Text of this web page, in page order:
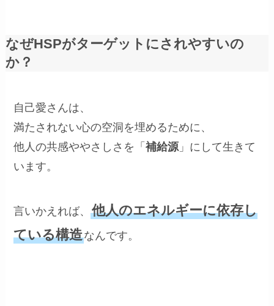
なぜHSPがターゲットにされやすいの
か？
自己愛さんは、
満たされない心の空洞を埋めるために、
他人の共感ややさしさを「補給源」にして生きて
います。
言いかえれば、他人のエネルギーに依存し
ている構造なんです。